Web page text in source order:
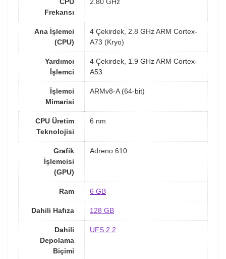
Frekansı
Ana İşlemci
(CPU)
4 Çekirdek, 2.8 GHz ARM Cortex-
A73 (Kryo)
Yardımcı
İşlemci
4 Çekirdek, 1.9 GHz ARM Cortex-
A53
İşlemci
Mimarisi
ARMv8-A (64-bit)
CPU Üretim
Teknolojisi
6 nm
Grafik
İşlemcisi
(GPU)
Adreno 610
Ram 6 GB
Dahili Hafıza 128 GB
Dahili
Depolama
Biçimi
UFS 2.2